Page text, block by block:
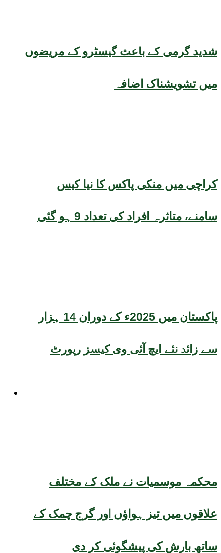
شدید گرمی کے باعث گیسٹرو کے مریضوں
میں تشویشناک اضافہ
کراچی میں منکی پاکس کا نیا کیس
سامنے، متاثرہ افراد کی تعداد 9 ہو گئی
پاکستان میں 2025ء کے دوران 14 ہزار
سے زائد نئے ایچ آئی وی کیسز رپورٹ
محکمہ موسمیات نے ملک کے مختلف
علاقوں میں تیز ہواؤں اور گرج چمک کے
ساتھ بارش کی پیشگوئی کر دی